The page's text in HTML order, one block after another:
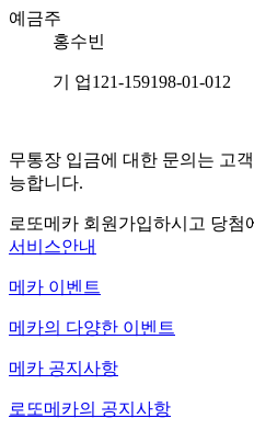
예금주
홍수빈
기 업121-159198-01-012
무통장 입금에 대한 문의는 고
능합니다.
로또메카 회원가입하시고 당첨
서비스안내
메카 이벤트
메카의 다양한 이벤트
메카 공지사항
로또메카의 공지사항